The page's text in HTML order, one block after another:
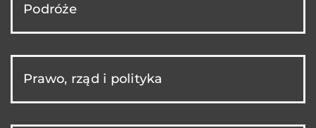
Podróże
Prawo, rząd i polityka